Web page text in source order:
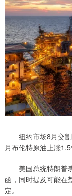
纽约市场8月交割
月布伦特原油上涨
美国总统特朗普表
函，同时提及可能在
定。